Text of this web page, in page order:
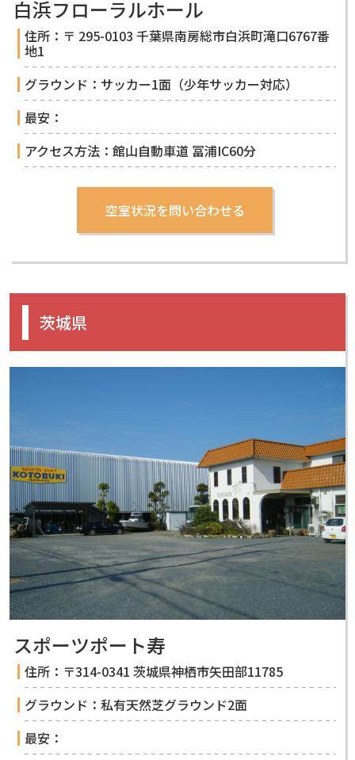
白浜フローラルホール
住所：〒 295-0103 千葉県南房総市白浜町滝口6767番
地1
グラウンド：サッカー1面（少年サッカー対応）
最安：
アクセス方法：館山自動車道 冨浦IC60分
茨城県
スポーツポート寿
住所：〒314-0341 茨城県神栖市矢田部11785
グラウンド：私有天然芝グラウンド2面
最安：